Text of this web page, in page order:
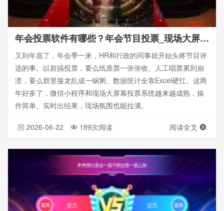
年会投票软件有哪些？年会节目投票_现场大屏幕投票小程序
又到年底了，年会季一来，HR和行政的同事就开始头疼节目评
选的事。以前搞投票，要么纸质票一张张收、人工唱票累到崩
溃，要么群里接龙乱成一锅粥、数据统计全靠Excel硬扛。这两
年好多了，微信小程序和现场大屏幕投票系统越来越成熟，操
作简单、实时出结果，现场氛围也能拉满。
2026-06-22 189次阅读 阅读全文